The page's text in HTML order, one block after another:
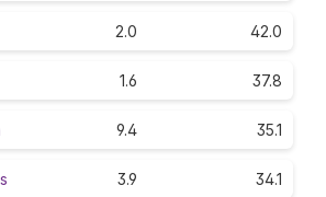
2.0 42.0
1.6 37.8
9.4 35.1
3.9 34.1